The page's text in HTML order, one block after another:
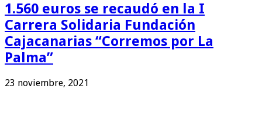
1.560 euros se recaudó en la I
Carrera Solidaria Fundación
Cajacanarias “Corremos por La
Palma”
23 noviembre, 2021